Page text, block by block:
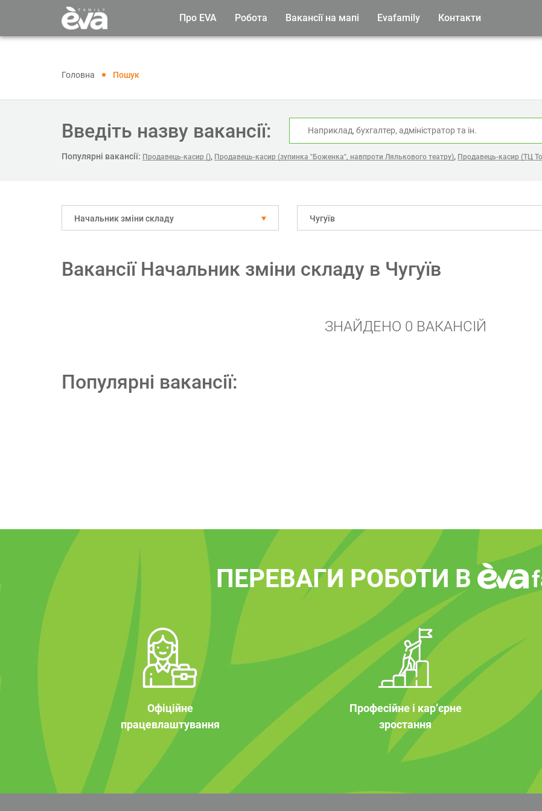
Про EVA Робота Вакансії на мапі Evafamily Контакти
Головна Пошук
Введіть назву вакансії:
Популярні вакансії: Продавець-касир (), Продавець-касир (зупинка "Боженка", навпроти Лялькового театру), Продавець-касир (ТЦ
Начальник зміни складу Чугуїв
Вакансії Начальник зміни складу в Чугуїв
ЗНАЙДЕНО 0 ВАКАНСІЙ
Популярні вакансії:
ПЕРЕВАГИ РОБОТИ В
Офіційне
працевлаштування
Професійне і кар’єрне
зростання